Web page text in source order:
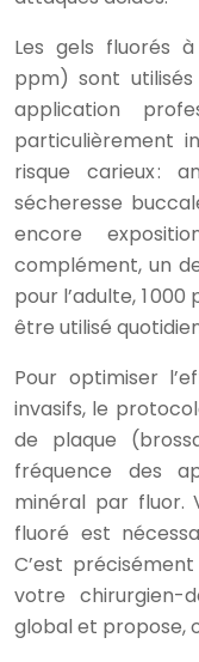
Les gels fluorés
ppm) sont
application
particulièrement
risque carieux :
sécheresse
encore
complément, un
pour l’adulte, 1
être utilisé
Pour optimiser
invasifs, le
de plaque
fréquence des
minéral par fluor.
fluoré est
C’est
votre chirurgien-
global et propose,